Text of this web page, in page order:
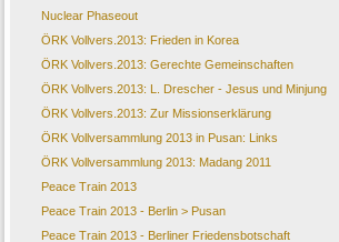
Nuclear Phaseout
ÖRK Vollvers.2013: Frieden in Korea
ÖRK Vollvers.2013: Gerechte Gemeinschaften
ÖRK Vollvers.2013: L. Drescher - Jesus und Minjung
ÖRK Vollvers.2013: Zur Missionserklärung
ÖRK Vollversammlung 2013 in Pusan: Links
ÖRK Vollversammlung 2013: Madang 2011
Peace Train 2013
Peace Train 2013 - Berlin > Pusan
Peace Train 2013 - Berliner Friedensbotschaft